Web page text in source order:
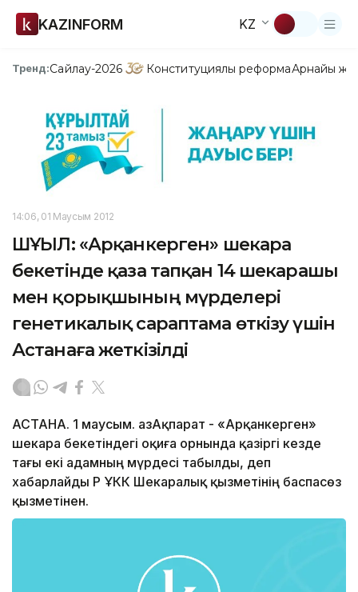
KAZINFORM KZ
Тренд:Сайлау-2026 Конституциялық реформаАрнайы
14:06, 01 Маусым 2012
ШҰҒЫЛ: «Арқанкерген» шекара
бекетінде қаза тапқан 14 шекарашы
мен қорықшының мүрделері
генетикалық сараптама өткізу үшін
Астанаға жеткізілді
АСТАНА. 1 маусым. ҚазАқпарат - «Арқанкерген»
шекара бекетіндегі оқиға орнында қазіргі кезде
тағы екі адамның мүрдесі табылды, деп
хабарлайды ҚР ҰКК Шекаралық қызметінің баспасөз
қызметінен.